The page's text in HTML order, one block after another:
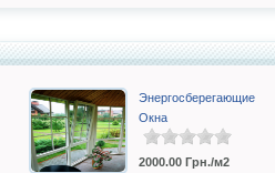
Энергосберегающие
Окна
2000.00 Грн./м2